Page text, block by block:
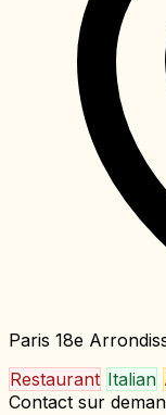
Paris 18e
Restaurant Italian
Contact sur